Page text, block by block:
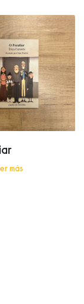
más